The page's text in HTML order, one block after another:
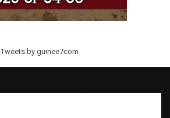
Tweets by guinee7com